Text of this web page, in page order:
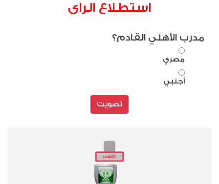
استطلاع الراى
مدرب الأهلي القادم؟
مصري
أجنبي
تصويت